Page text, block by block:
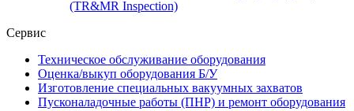
(TR&MR Inspection)
Сервис
Техническое обслуживание оборудования
Оценка/выкуп оборудования Б/У
Изготовление специальных вакуумных захватов
Пусконаладочные работы (ПНР) и ремонт оборудования